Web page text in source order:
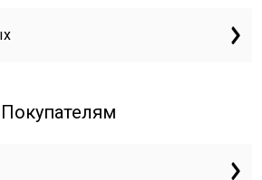
Покупателям